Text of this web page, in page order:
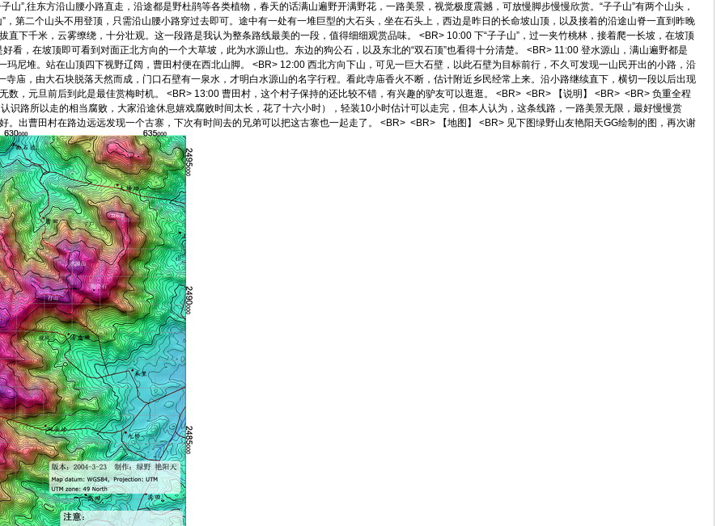
山”,往东方沿山腰小路直走，沿途都是野杜鹃等各类植物，春天的话满山遍野开满野花，一路美景，视觉极度震撼，可放慢脚步慢慢欣赏。“子子山”有两个山头，
，第二个山头不用登顶，只需沿山腰小路穿过去即可。途中有一处有一堆巨型的大石头，坐在石头上，西边是昨日的长命坡山顶，以及接着的沿途山脊一直到昨晚
直下千米，云雾缭绕，十分壮观。这一段路是我认为整条路线最美的一段，值得细细观赏品味。 <BR> 10:00 下“子子山”，过一夹竹桃林，接着爬一长坡，在坡顶
看，在坡顶即可看到对面正北方向的一个大草坡，此为水源山也。东边的狗公石，以及东北的“双石顶”也看得十分清楚。 <BR> 11:00 登水源山，满山遍野都是
玛尼堆。站在山顶四下视野辽阔，曹田村便在西北山脚。 <BR> 12:00 西北方向下山，可见一巨大石壁，以此石壁为目标前行，不久可发现一山民开出的小路，沿
庙，由大石块脱落天然而成，门口石壁有一泉水，才明白水源山的名字行程。看此寺庙香火不断，估计附近乡民经常上来。沿小路继续直下，横切一段以后出现
数，元旦前后到此是最佳赏梅时机。 <BR> 13:00 曹田村，这个村子保持的还比较不错，有兴趣的驴友可以逛逛。 <BR> <BR> 【说明】 <BR> <BR> 负重全程
识路所以走的相当腐败，大家沿途休息嬉戏腐败时间太长，花了十六小时），轻装10小时估计可以走完，但本人认为，这条线路，一路美景无限，最好慢慢赏
。出曹田村在路边远远发现一个古寨，下次有时间去的兄弟可以把这古寨也一起走了。 <BR> <BR> 【地图】 <BR> 见下图绿野山友艳阳天GG绘制的图，再次谢